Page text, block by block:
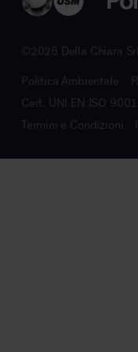
©2026 Della Chiara
Politica Ambientale
Cert. UNI EN ISO
Termini e Condizioni